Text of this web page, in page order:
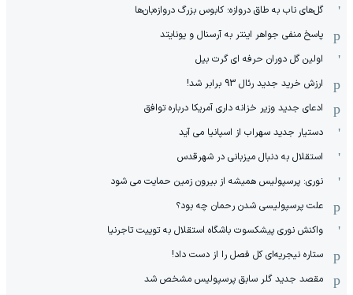
گل‌های ناب به طاق دروازه؛ کابوس بزرگ دروازه‌بان‌ها
پاسخ منفی جواهر اینتر به آرسنال و یونایتد
اولین گل دوران حرفه ای گرت بیل
ارزش خرید جدید رئال 93 برابر شد!
ادعای جدید وزیر خزانه داری آمریکا درباره توافق
دستیار جدید سهراب از اسپانیا می آید
استقلال به دنبال میزبانی در شهرقدس
نوری: پرسپولیس همیشه از بیرون زمین حمایت می شود
علت پرسپولیسی شدن رحمان چه بود؟
واکنش نوری پیشکسوت باشگاه استقلال به توییت تاجرنیا
ستاره نیجریه‌ای کل فصل را از دست داد!
مقصد جدید گلر سابق پرسپولیس مشخص شد